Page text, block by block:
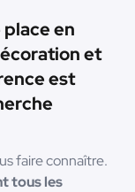
en
et
est
faire connaître.
tous les